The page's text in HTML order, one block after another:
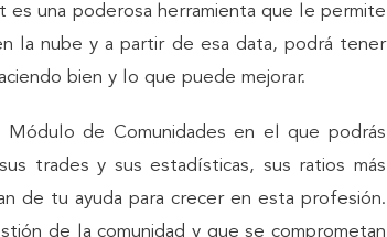
es una poderosa herramienta que le permite
la nube y a partir de esa data, podrá tener
bien y lo que puede mejorar.
de Comunidades en el que podrás
trades y sus estadísticas, sus ratios más
de tu ayuda para crecer en esta profesión.
de la comunidad y que se comprometan